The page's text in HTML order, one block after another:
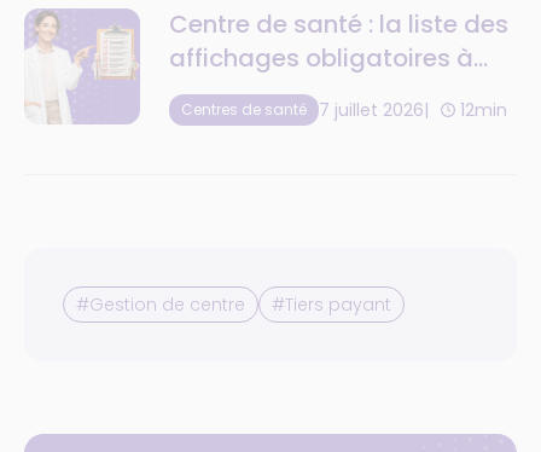
Centre de santé : la liste des
affichages obligatoires à
respecter
Centres de santé 7 juillet 2026 12min
#Gestion de centre #Tiers payant